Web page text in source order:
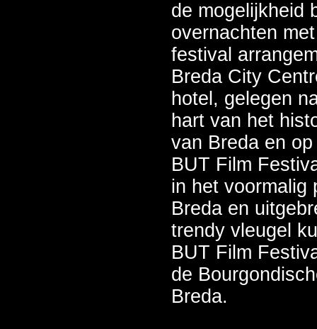
de mogelijkheid
overnachten
festival
Breda City
hotel, gelegen
hart van het
van Breda en
BUT Film
in het voormalig
Breda en
trendy vleugel
BUT Film
de
Breda.